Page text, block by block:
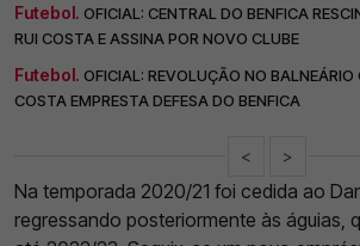
Futebol. OFICIAL: CENTRAL DO BENFICA
RUI COSTA E ASSINA POR NOVO CLUBE
Futebol. OFICIAL: REVOLUÇÃO NO BALNEÁRIO
COSTA EMPRESTA DEFESA DO BENFICA
< >
Na temporada 2020/21 foi cedida ao
regressando posteriormente às águias,